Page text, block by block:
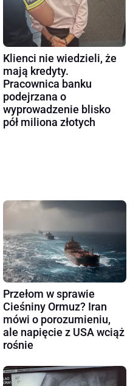
Klienci nie wiedzieli, że
mają kredyty.
Pracownica banku
podejrzana o
wyprowadzenie blisko
pół miliona złotych
Przełom w sprawie
Cieśniny Ormuz? Iran
mówi o porozumieniu,
ale napięcie z USA wciąż
rośnie